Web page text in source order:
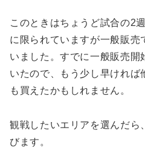
このときはちょうど試合の2
に限られていますが一般販売
いました。すでに一般販売開
いたので、もう少し早ければ
も買えたかもしれません。
観戦したいエリアを選んだら
びます。